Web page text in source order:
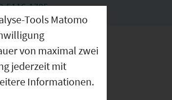
5116-1785
Tools Matomo
von maximal zwei
jederzeit mit
Informationen.